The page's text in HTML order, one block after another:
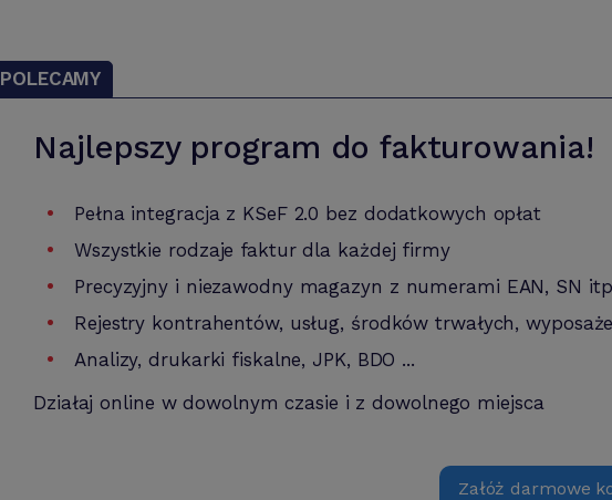
POLECAMY
Najlepszy program do fakturowania!
Pełna integracja z KSeF 2.0 bez dodatkowych opłat
Wszystkie rodzaje faktur dla każdej firmy
Precyzyjny i niezawodny magazyn z numerami EAN, SN
Rejestry kontrahentów, usług, środków trwałych,
Analizy, drukarki fiskalne, JPK, BDO ...
Działaj online w dowolnym czasie i z dowolnego miejsca
Załóż darmowe